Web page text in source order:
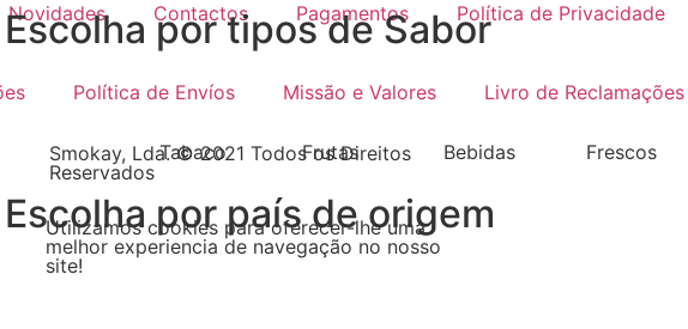
Escolha por tipos de Sabor
Tabaco Frutas Bebidas Frescos
Escolha por país de origem
Novidades Contactos Pagamentos Política de Privacidade
Política de Envíos Missão e Valores Livro de Reclamações
Smokay, Lda. © 2021 Todos os Direitos
Reservados
Utilizamos cookies para oferecer-lhe uma
melhor experiencia de navegação no nosso
site!